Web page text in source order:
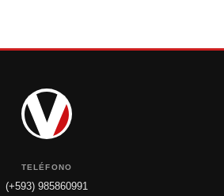
TELÉFONO
(+593) 985860991